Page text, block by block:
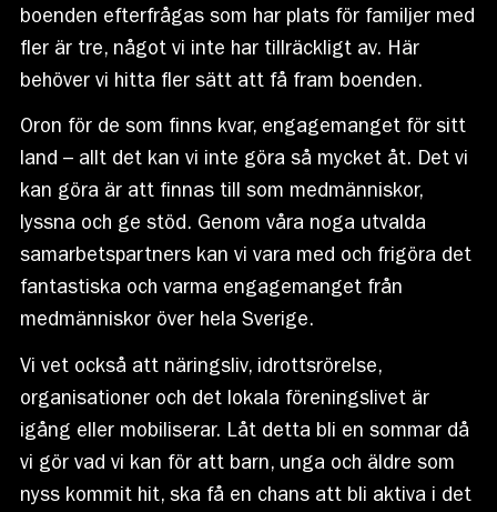
boenden efterfrågas som har plats för familjer med
fler är tre, något vi inte har tillräckligt av. Här
behöver vi hitta fler sätt att få fram boenden.
Oron för de som finns kvar, engagemanget för sitt
land – allt det kan vi inte göra så mycket åt. Det vi
kan göra är att finnas till som medmänniskor,
lyssna och ge stöd. Genom våra noga utvalda
samarbetspartners kan vi vara med och frigöra det
fantastiska och varma engagemanget från
medmänniskor över hela Sverige.
Vi vet också att näringsliv, idrottsrörelse,
organisationer och det lokala föreningslivet är
igång eller mobiliserar. Låt detta bli en sommar då
vi gör vad vi kan för att barn, unga och äldre som
nyss kommit hit, ska få en chans att bli aktiva i det